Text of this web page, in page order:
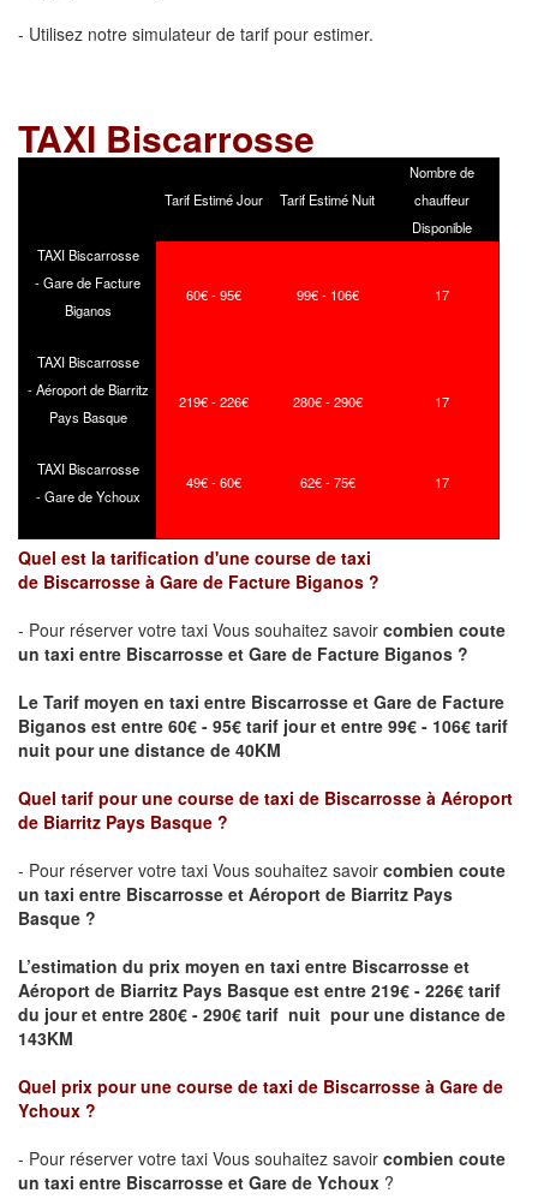
- Utilisez notre simulateur de tarif pour estimer.
TAXI Biscarrosse
Tarif Estimé Jour Tarif Estimé Nuit
Nombre de
chauffeur
Disponible
TAXI Biscarrosse
- Gare de Facture
Biganos
60€ - 95€ 99€ - 106€ 17
TAXI Biscarrosse
- Aéroport de Biarritz
Pays Basque
219€ - 226€ 280€ - 290€ 17
TAXI Biscarrosse
- Gare de Ychoux
49€ - 60€ 62€ - 75€ 17
Quel est la tarification d'une course de taxi
de Biscarrosse à Gare de Facture Biganos ?
- Pour réserver votre taxi Vous souhaitez savoir combien coute
un taxi entre Biscarrosse et Gare de Facture Biganos ?
Le Tarif moyen en taxi entre Biscarrosse et Gare de Facture
Biganos est entre 60€ - 95€ tarif jour et entre 99€ - 106€ tarif
nuit pour une distance de 40KM
Quel tarif pour une course de taxi de Biscarrosse à Aéroport
de Biarritz Pays Basque ?
- Pour réserver votre taxi Vous souhaitez savoir combien coute
un taxi entre Biscarrosse et Aéroport de Biarritz Pays
Basque ?
L’estimation du prix moyen en taxi entre Biscarrosse et
Aéroport de Biarritz Pays Basque est entre 219€ - 226€ tarif
du jour et entre 280€ - 290€ tarif nuit pour une distance de
143KM
Quel prix pour une course de taxi de Biscarrosse à Gare de
Ychoux ?
- Pour réserver votre taxi Vous souhaitez savoir combien coute
un taxi entre Biscarrosse et Gare de Ychoux ?